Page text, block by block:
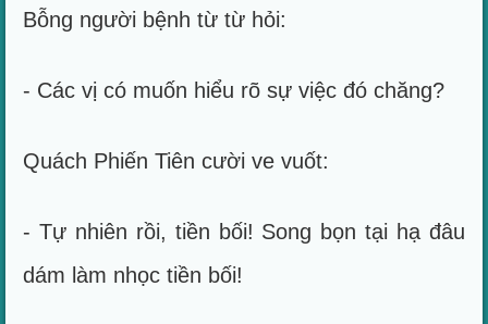
Bỗng người bệnh từ từ hỏi:
- Các vị có muốn hiểu rõ sự việc đó chăng?
Quách Phiến Tiên cười ve vuốt:
- Tự nhiên rồi, tiền bối! Song bọn tại hạ đâu
dám làm nhọc tiền bối!